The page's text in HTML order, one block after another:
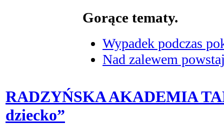
Gorące tematy.
Wypadek podczas
Nad zalewem
RADZYŃSKA AKADEMIA
dziecko”